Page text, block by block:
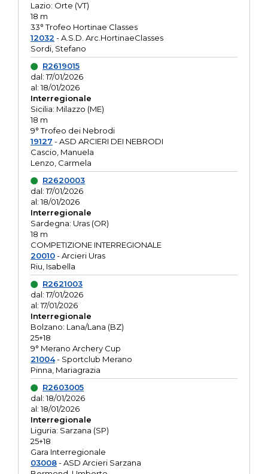
Lazio: Orte (VT)
18 m
33° Trofeo Hortinae Classes
12032 - A.S.D. Arc.HortinaeClasses
Sordi, Stefano
R2619015
dal: 17/01/2026
al: 18/01/2026
Interregionale
Sicilia: Milazzo (ME)
18 m
9° Trofeo dei Nebrodi
19127 - ASD ARCIERI DEI NEBRODI
Cascio, Manuela
Lenzo, Carmela
R2620003
dal: 17/01/2026
al: 18/01/2026
Interregionale
Sardegna: Uras (OR)
18 m
COMPETIZIONE INTERREGIONALE
20010- Arcieri Uras
Riu, Isabella
R2621003
dal: 17/01/2026
al: 17/01/2026
Interregionale
Bolzano: Lana/Lana (BZ)
25+18
9° Merano Archery Cup
21004- Sportclub Merano
Pinna, Mariagrazia
R2603005
dal: 18/01/2026
al: 18/01/2026
Interregionale
Liguria: Sarzana (SP)
25+18
Gara Interregionale
03008- ASD Arcieri Sarzana